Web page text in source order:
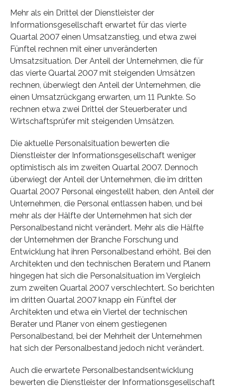
Mehr als ein Drittel der Dienstleister der
Informationsgesellschaft erwartet für das vierte
Quartal 2007 einen Umsatzanstieg, und etwa zwei
Fünftel rechnen mit einer unveränderten
Umsatzsituation. Der Anteil der Unternehmen, die für
das vierte Quartal 2007 mit steigenden Umsätzen
rechnen, überwiegt den Anteil der Unternehmen, die
einen Umsatzrückgang erwarten, um 11 Punkte. So
rechnen etwa zwei Drittel der Steuerberater und
Wirtschaftsprüfer mit steigenden Umsätzen.
Die aktuelle Personalsituation bewerten die
Dienstleister der Informationsgesellschaft weniger
optimistisch als im zweiten Quartal 2007. Dennoch
überwiegt der Anteil der Unternehmen, die im dritten
Quartal 2007 Personal eingestellt haben, den Anteil der
Unternehmen, die Personal entlassen haben, und bei
mehr als der Hälfte der Unternehmen hat sich der
Personalbestand nicht verändert. Mehr als die Hälfte
der Unternehmen der Branche Forschung und
Entwicklung hat ihren Personalbestand erhöht. Bei den
Architekten und den technischen Beratern und Planern
hingegen hat sich die Personalsituation im Vergleich
zum zweiten Quartal 2007 verschlechtert. So berichten
im dritten Quartal 2007 knapp ein Fünftel der
Architekten und etwa ein Viertel der technischen
Berater und Planer von einem gestiegenen
Personalbestand, bei der Mehrheit der Unternehmen
hat sich der Personalbestand jedoch nicht verändert.
Auch die erwartete Personalbestandsentwicklung
bewerten die Dienstleister der Informationsgesellschaft